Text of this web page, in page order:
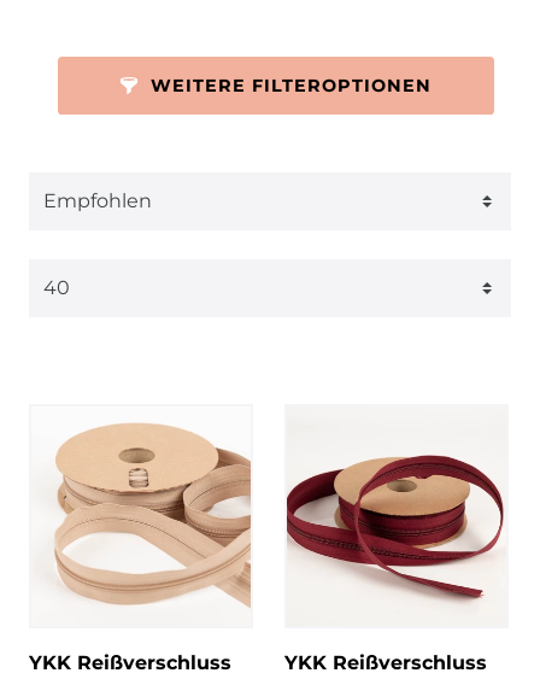
WEITERE FILTEROPTIONEN
YKK Reißverschluss
YKK Reißverschluss